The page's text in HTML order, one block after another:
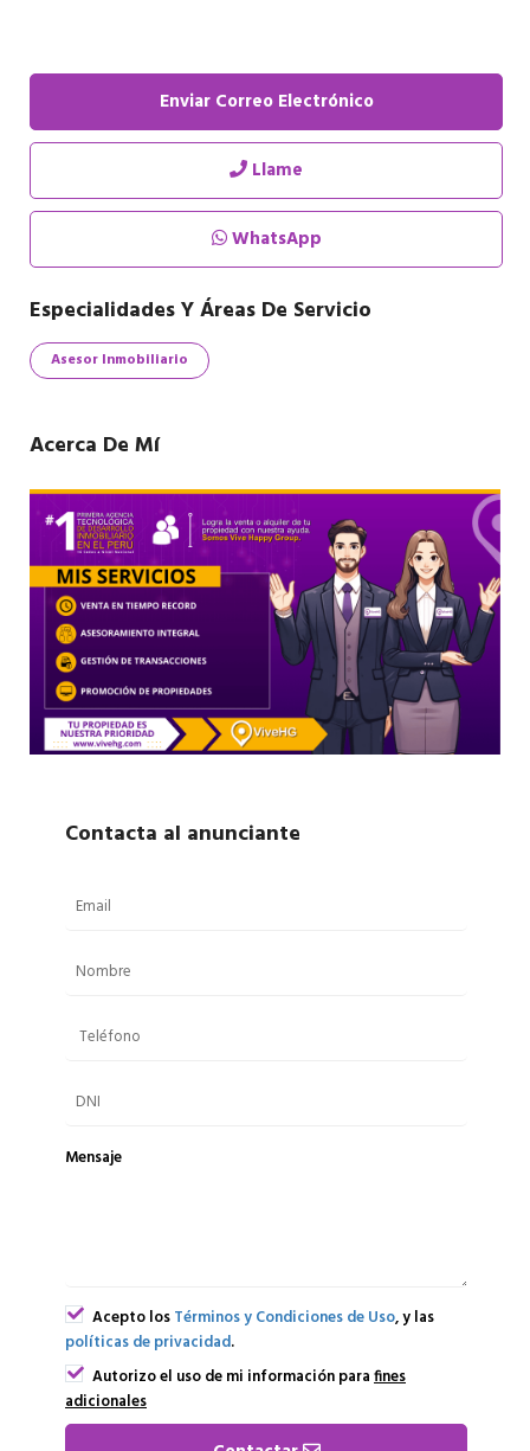
Enviar Correo Electrónico
Llame
WhatsApp
Especialidades Y Áreas De Servicio
Asesor Inmobiliario
Acerca De Mí
Contacta al anunciante
Mensaje
Acepto losTérminos y Condiciones de Uso, y las
políticas de privacidad.
Autorizo el uso de mi información parafines
adicionales